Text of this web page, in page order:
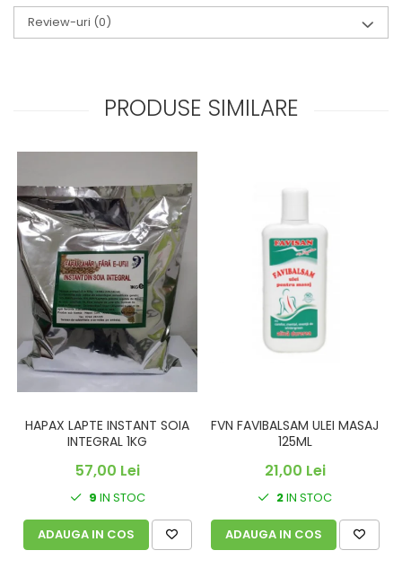
Review-uri (0)
PRODUSE SIMILARE
HAPAX LAPTE INSTANT SOIA
INTEGRAL 1KG
57,00 Lei
9 IN STOC
ADAUGA IN COS
FVN FAVIBALSAM ULEI MASAJ
125ML
21,00 Lei
2IN STOC
ADAUGA IN COS